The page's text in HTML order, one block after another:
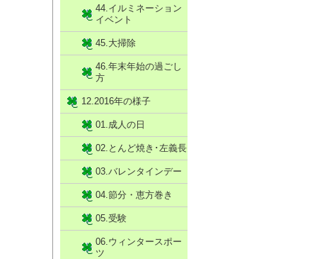
44.イルミネーション
イベント
45.大掃除
46.年末年始の過ごし
方
12.2016年の様子
01.成人の日
02.とんど焼き･左義長
03.バレンタインデー
04.節分・恵方巻き
05.受験
06.ウィンタースポー
ツ